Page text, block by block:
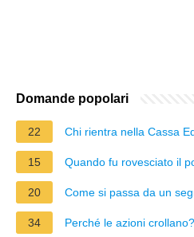
Domande popolari
22 Chi rientra nella Cassa
15 Quando fu rovesciato il
20 Come si passa da un
34 Perché le azioni crollano?